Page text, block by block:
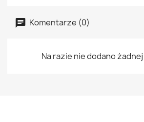
Komentarze (0)
Na razie nie dodano